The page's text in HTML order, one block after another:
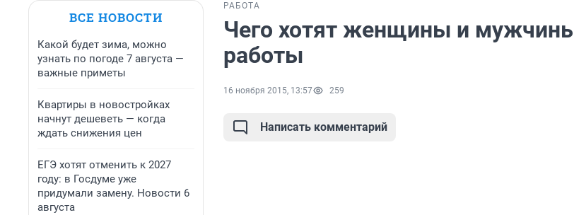
ВСЕ НОВОСТИ
Какой будет зима, можно
узнать по погоде 7 августа —
важные приметы
Квартиры в новостройках
начнут дешеветь — когда
ждать снижения цен
ЕГЭ хотят отменить к 2027
году: в Госдуме уже
придумали замену. Новости 6
августа
РАБОТА
Чего хотят женщины и
работы
16 ноября 2015, 13:57 259
Написать комментарий